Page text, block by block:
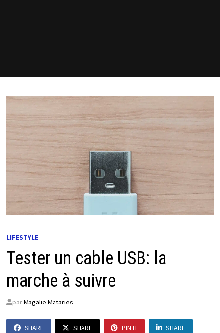
LIFESTYLE
Tester un cable USB: la
marche à suivre
parMagalie Mataries
SHARE SHARE PIN IT SHARE